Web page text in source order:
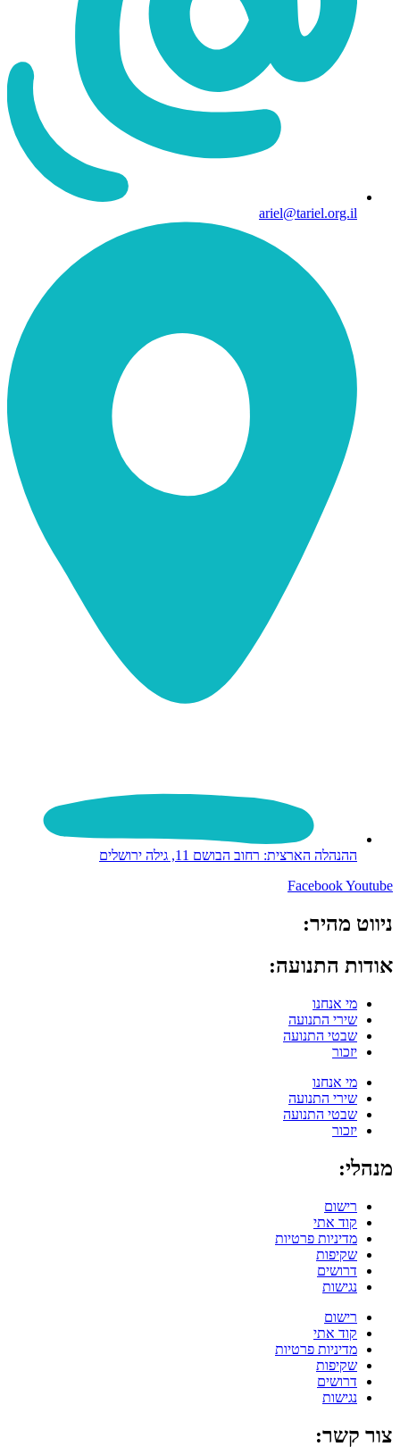
ariel@tariel.org.il
ההנהלה הארצית: רחוב הבושם 11, גילה ירושלים
FacebookYoutube
ניווט מהיר:
אודות התנועה:
מי אנחנו
שירי התנועה
שבטי התנועה
יזכור
מי אנחנו
שירי התנועה
שבטי התנועה
יזכור
מנהלי:
רישום
קוד אתי
מדיניות פרטיות
שקיפות
דרושים
נגישות
רישום
קוד אתי
מדיניות פרטיות
שקיפות
דרושים
נגישות
צור קשר: